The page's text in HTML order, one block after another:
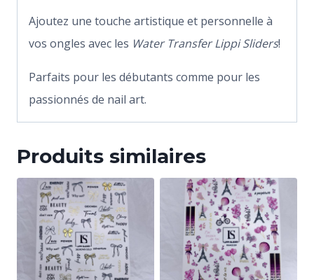
Ajoutez une touche artistique et personnelle à
vos ongles avec les Water Transfer Lippi Sliders!
Parfaits pour les débutants comme pour les
passionnés de nail art.
Produits similaires